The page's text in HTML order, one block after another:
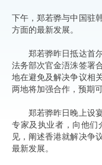
下午，郑若骅与中国驻
方面的最新发展。
郑若骅昨日抵达首尔
法务部次官金浯洙签署
地在避免及解决争议相
两地将加强合作，预期
郑若骅昨日晚上设宴
专家及执业者，向他
见，阐述香港就解决争
最新发展。